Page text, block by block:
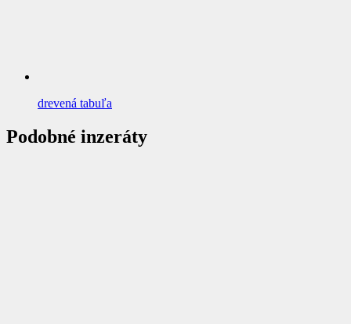
drevená tabuľa
Podobné inzeráty